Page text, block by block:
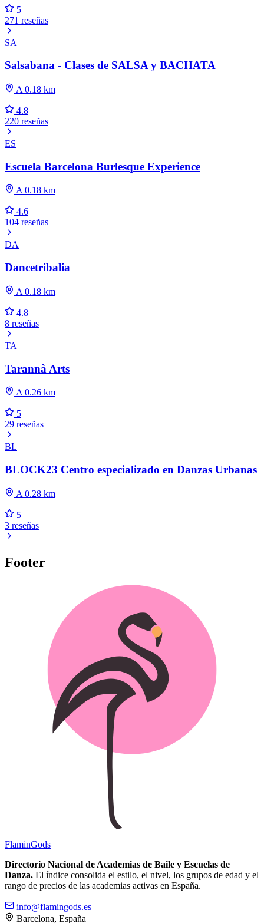
5
271 reseñas
SA
Salsabana - Clases de SALSA y BACHATA
A 0.18 km
4.8
220 reseñas
ES
Escuela Barcelona Burlesque Experience
A 0.18 km
4.6
104 reseñas
DA
Dancetribalia
A 0.18 km
4.8
8 reseñas
TA
Tarannà Arts
A 0.26 km
5
29 reseñas
BL
BLOCK23 Centro especializado en Danzas Urbanas
A 0.28 km
5
3 reseñas
Footer
FlaminGods
Directorio Nacional de Academias de Baile y Escuelas de
Danza. El índice consolida el estilo, el nivel, los grupos de edad y el
rango de precios de las academias activas en España.
info@flamingods.es
Barcelona, España